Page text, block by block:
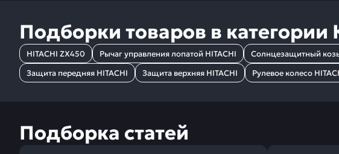
Подборки товаров в категории
HITACHI ZX450 Рычаг управления лопатой HITACHI Солнцезащитный
Защита передняя HITACHI
Защита верхняя HITACHI Рулевое колесо
Подборка статей